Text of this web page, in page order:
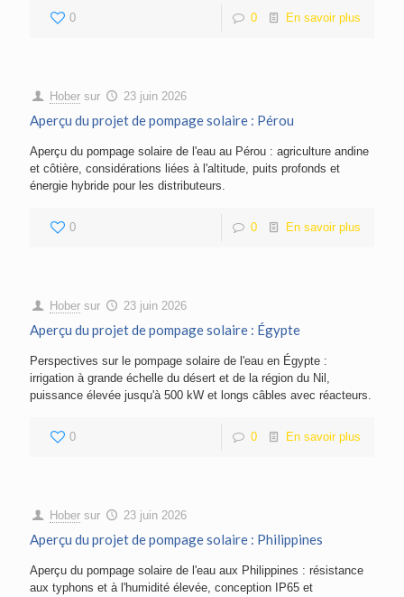
0 0 En savoir plus
Hober sur 23 juin 2026
Aperçu du projet de pompage solaire : Pérou
Aperçu du pompage solaire de l'eau au Pérou : agriculture andine
et côtière, considérations liées à l'altitude, puits profonds et
énergie hybride pour les distributeurs.
0 0 En savoir plus
Hober sur 23 juin 2026
Aperçu du projet de pompage solaire : Égypte
Perspectives sur le pompage solaire de l'eau en Égypte :
irrigation à grande échelle du désert et de la région du Nil,
puissance élevée jusqu'à 500 kW et longs câbles avec réacteurs.
0 0 En savoir plus
Hober sur 23 juin 2026
Aperçu du projet de pompage solaire : Philippines
Aperçu du pompage solaire de l'eau aux Philippines : résistance
aux typhons et à l'humidité élevée, conception IP65 et